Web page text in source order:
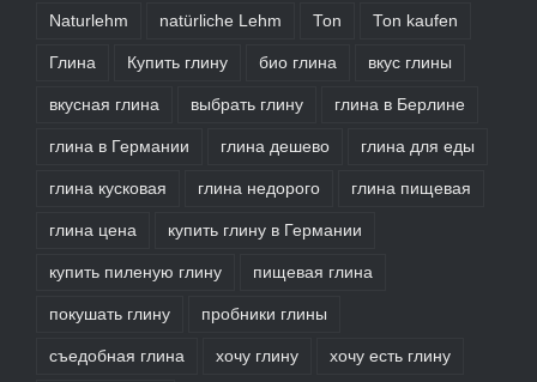
Naturlehm natürliche Lehm Ton Ton kaufen
Глина Купить глину био глина вкус глины
вкусная глина выбрать глину глина в Берлине
глина в Германии глина дешево глина для еды
глина кусковая глина недорого глина пищевая
глина цена купить глину в Германии
купить пиленую глину пищевая глина
покушать глину пробники глины
съедобная глина хочу глину хочу есть глину